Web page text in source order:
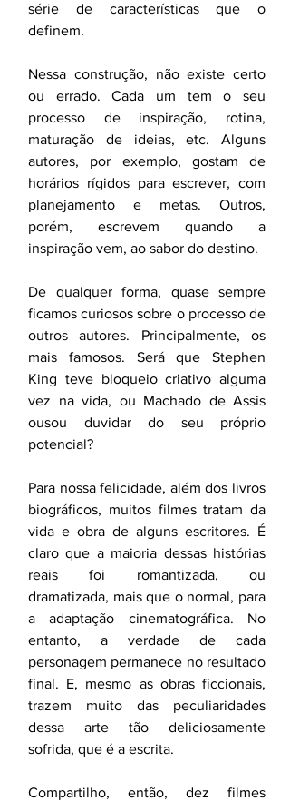
série de características que o
definem.
Nessa construção, não existe certo
ou errado. Cada um tem o seu
processo de inspiração, rotina,
maturação de ideias, etc. Alguns
autores, por exemplo, gostam de
horários rígidos para escrever, com
planejamento e metas. Outros,
porém, escrevem quando a
inspiração vem, ao sabor do destino.
De qualquer forma, quase sempre
ficamos curiosos sobre o processo de
outros autores. Principalmente, os
mais famosos. Será que Stephen
King teve bloqueio criativo alguma
vez na vida, ou Machado de Assis
ousou duvidar do seu próprio
potencial?
Para nossa felicidade, além dos livros
biográficos, muitos filmes tratam da
vida e obra de alguns escritores. É
claro que a maioria dessas histórias
reais foi romantizada, ou
dramatizada, mais que o normal, para
a adaptação cinematográfica. No
entanto, a verdade de cada
personagem permanece no resultado
final. E, mesmo as obras ficcionais,
trazem muito das peculiaridades
dessa arte tão deliciosamente
sofrida, que é a escrita.
Compartilho, então, dez filmes